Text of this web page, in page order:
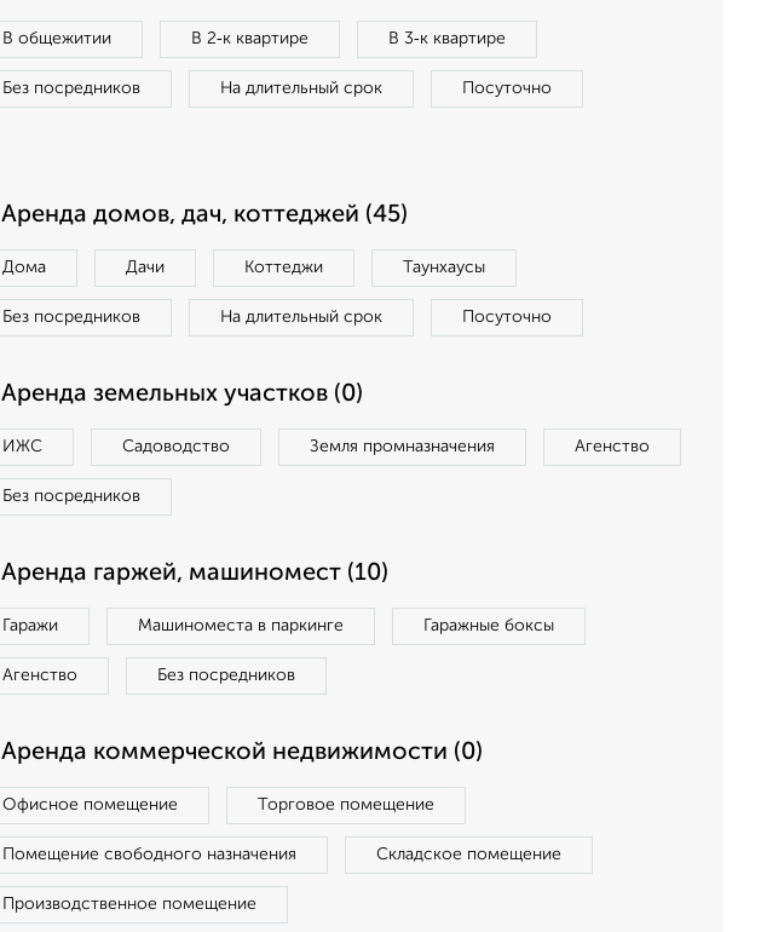
В общежитии В 2‑к квартире В 3‑к квартире
Без посредников На длительный срок Посуточно
Аренда домов, дач, коттеджей (45)
Дома Дачи Коттеджи Таунхаусы
Без посредников На длительный срок Посуточно
Аренда земельных участков (0)
ИЖС Садоводство Земля промназначения Агенство
Без посредников
Аренда гаржей, машиномест (10)
Гаражи Машиноместа в паркинге Гаражные боксы
Агенство Без посредников
Аренда коммерческой недвижимости (0)
Офисное помещение Торговое помещение
Помещение свободного назначения Складское помещение
Производственное помещение